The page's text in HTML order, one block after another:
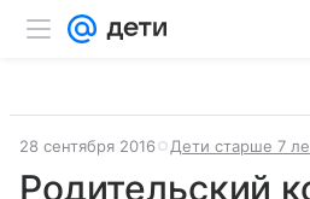
28 сентября 2016 Дети старше 7
Родительский